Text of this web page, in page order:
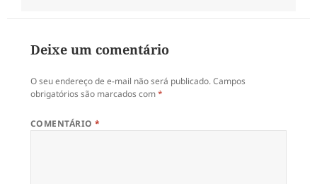
Deixe um comentário
O seu endereço de e-mail não será publicado.Campos
obrigatórios são marcados com*
COMENTÁRIO*